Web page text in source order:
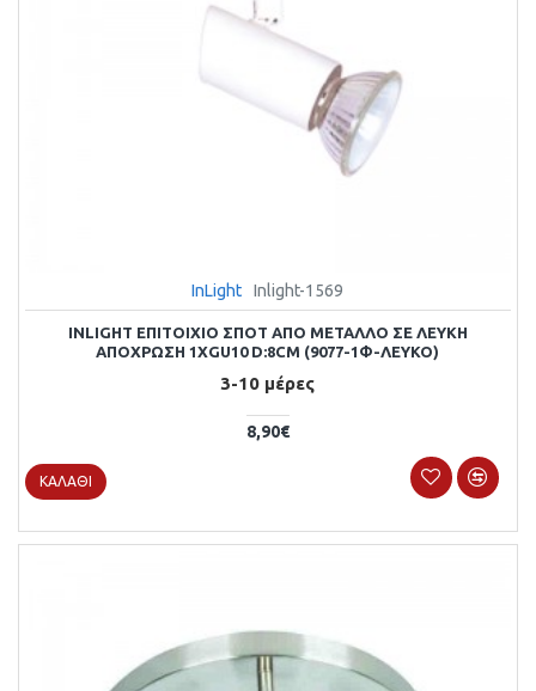
InLight Inlight-1569
INLIGHT ΕΠΙΤΟΊΧΙΟ ΣΠΟΤ ΑΠΌ ΜΈΤΑΛΛΟ ΣΕ ΛΕΥΚΉ
ΑΠΌΧΡΩΣΗ 1XGU10 D:8CM (9077-1Φ-ΛΕΥΚΌ)
3-10 μέρες
8,90€
ΚΑΛΆΘΙ